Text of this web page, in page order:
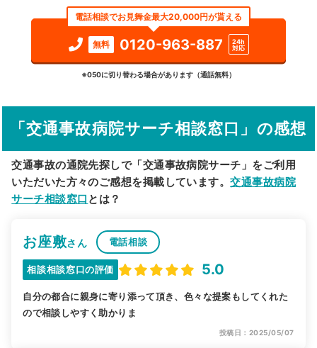
検索する
詳細条件で絞り込む
駅から探す 院名から探す
電話相談でお見舞金最大20,000円が貰える
無料 0120-963-887
24h
対応
※050に切り替わる場合があります（通話無料）
「交通事故病院サーチ相談窓口」の感想
交通事故の通院先探しで「交通事故病院サーチ」をご利用
いただいた方々のご感想を掲載しています。交通事故病院
サーチ相談窓口 とは？
お座敷さん 電話相談
相談相談窓口の評価 5.0
自分の都合に親身に寄り添って頂き、色々な提案もしてくれた
ので相談しやすく助かりま
投稿日：2025/05/07